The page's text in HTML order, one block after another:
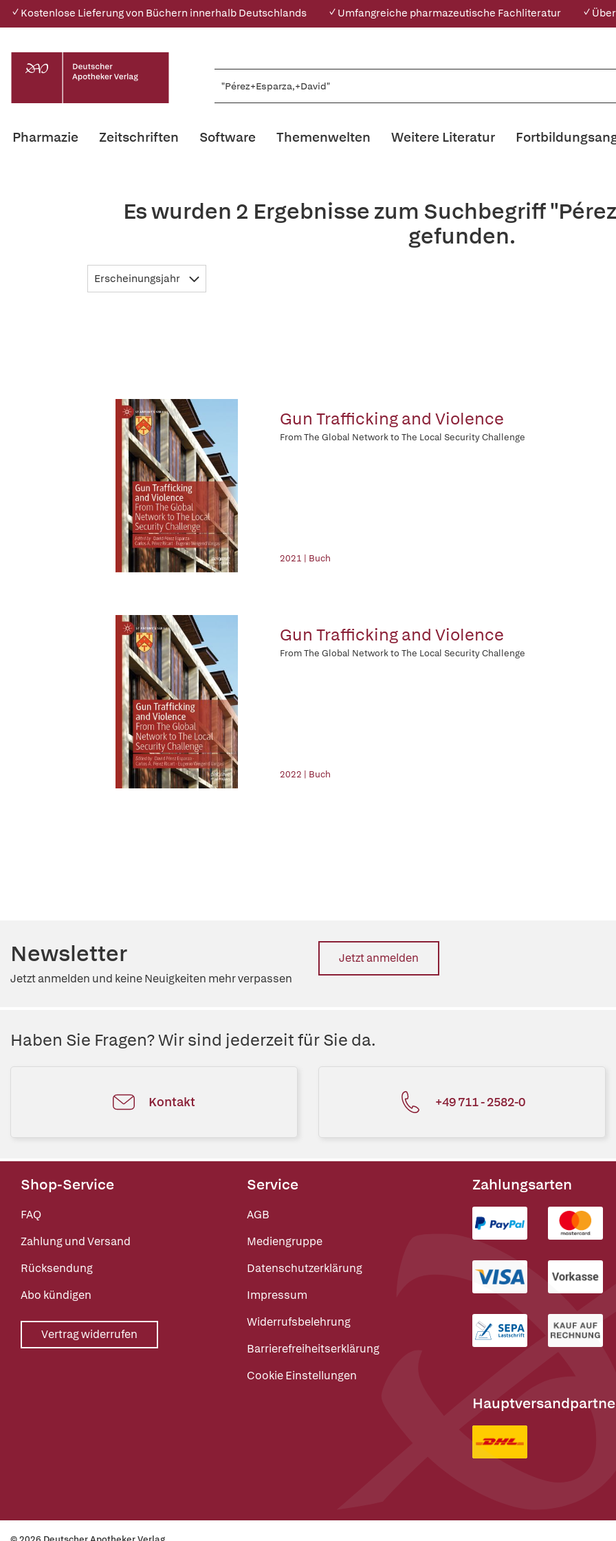
✓ Kostenlose Lieferung von Büchern innerhalb Deutschlands ✓ Umfangreiche pharmazeutische Fachliteratur ✓
Pharmazie Zeitschriften Software Themenwelten Weitere Literatur
Es wurden 2 Ergebnisse zum Suchbegriff
gefunden.
Erscheinungsjahr
Gun Trafficking and Violence
From The Global Network to The Local Security Challenge
2021 | Buch
Gun Trafficking and Violence
From The Global Network to The Local Security Challenge
2022 | Buch
Newsletter
Jetzt anmelden und keine Neuigkeiten mehr verpassen
Jetzt anmelden
Haben Sie Fragen? Wir sind jederzeit für Sie da.
Kontakt +49 711 - 2582-0
Shop-Service
FAQ
Zahlung und Versand
Rücksendung
Abo kündigen
Vertrag widerrufen
Service
AGB
Mediengruppe
Datenschutzerklärung
Impressum
Widerrufsbelehrung
Barrierefreiheitserklärung
Cookie Einstellungen
Zahlungsarten